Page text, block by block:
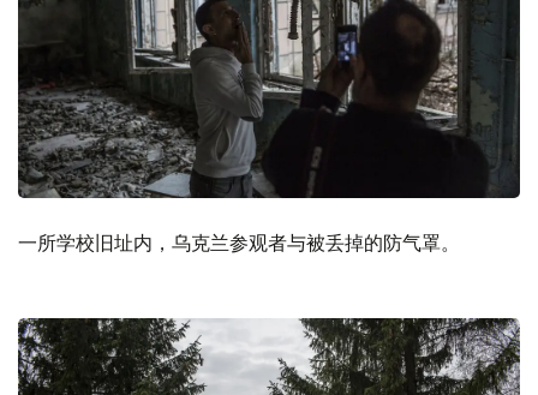
一所学校旧址内，乌克兰参观者与被丢掉的防气罩。